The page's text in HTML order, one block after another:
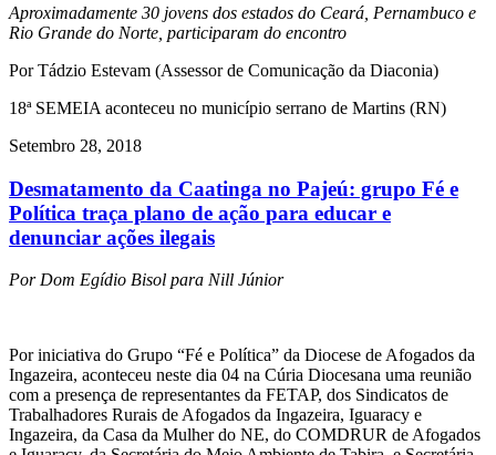
Aproximadamente 30 jovens dos estados do Ceará, Pernambuco e
Rio Grande do Norte, participaram do encontro
Por Tádzio Estevam (Assessor de Comunicação da Diaconia)
18ª SEMEIA aconteceu no município serrano de Martins (RN)
Setembro 28, 2018
Desmatamento da Caatinga no Pajeú: grupo Fé e
Política traça plano de ação para educar e
denunciar ações ilegais
Por Dom Egídio Bisol para Nill Júnior
Por iniciativa do Grupo “Fé e Política” da Diocese de Afogados da
Ingazeira, aconteceu neste dia 04 na Cúria Diocesana uma reunião
com a presença de representantes da FETAP, dos Sindicatos de
Trabalhadores Rurais de Afogados da Ingazeira, Iguaracy e
Ingazeira, da Casa da Mulher do NE, do COMDRUR de Afogados